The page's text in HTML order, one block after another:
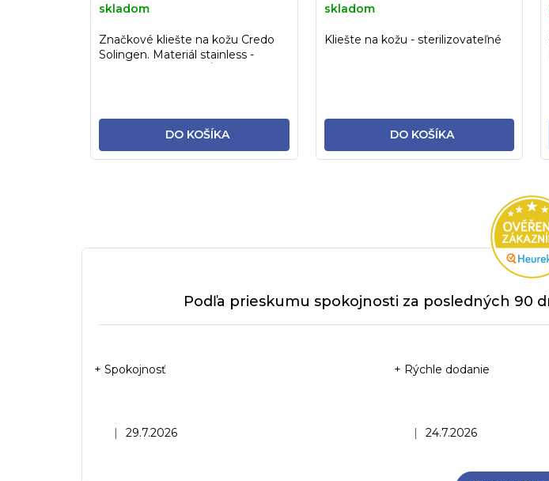
skladom
DO KOŠÍKA
Značkové kliešte na kožu Credo
Solingen. Materiál stainless -
skladom
DO KOŠÍKA
Kliešte na kožu - sterilizovateľné
Podľa prieskumu spokojnosti za posledných 90
Hodnotenie obchodu je 5 z 5 hviezdičiek.
| 29.7.2026
+ Spokojnosť
Hodnotenie obchodu je 5
| 24.7.2026
+ Rýchle dodanie